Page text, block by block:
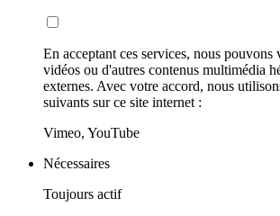
En acceptant ces services, nous pouvons
vidéos ou d'autres contenus multimédia
externes. Avec votre accord, nous
suivants sur ce site internet :
Vimeo, YouTube
Nécessaires
Toujours actif